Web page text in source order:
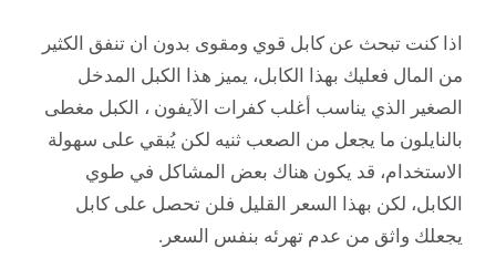
اذا كنت تبحث عن كابل قوي ومقوى بدون ان تنفق الكثير
من المال فعليك بهذا الكابل، يميز هذا الكبل المدخل
الصغير الذي يناسب أغلب كفرات الآيفون ، الكبل مغطى
بالنايلون ما يجعل من الصعب ثنيه لكن يُبقي على سهولة
الاستخدام، قد يكون هناك بعض المشاكل في طوي
الكابل، لكن بهذا السعر القليل فلن تحصل على كابل
يجعلك واثق من عدم تهرئه بنفس السعر.